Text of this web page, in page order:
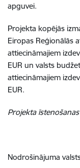
apguvei.
Projekta kopējās
Eiropas Reģionālās
attiecināmajiem
EUR un valsts
attiecināmajiem
EUR.
Projekta
Nodrošinājuma